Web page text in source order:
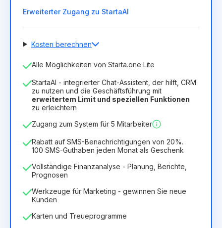
Erweiterter Zugang zu StartaAI
Kosten berechnen
Anzahl der Mitarbeiter
Dauer der Lizenz
12 Months(Rabatt -25%) Vorteilhaft
8.99€ 6.29€ /Monat
Alle Möglichkeiten von Starta.one Lite
StartaAI - integrierter Chat-Assistent, der hilft, CRM
zu nutzen und die Geschäftsführung mit
erweitertem Limit und speziellen Funktionen
zu erleichtern
Zugang zum System für 5 Mitarbeiter
Rabatt auf SMS-Benachrichtigungen von 20%.
100 SMS-Guthaben jeden Monat als Geschenk
Vollständige Finanzanalyse - Planung, Berichte,
Prognosen
Werkzeuge für Marketing - gewinnen Sie neue
Kunden
Karten und Treueprogramme